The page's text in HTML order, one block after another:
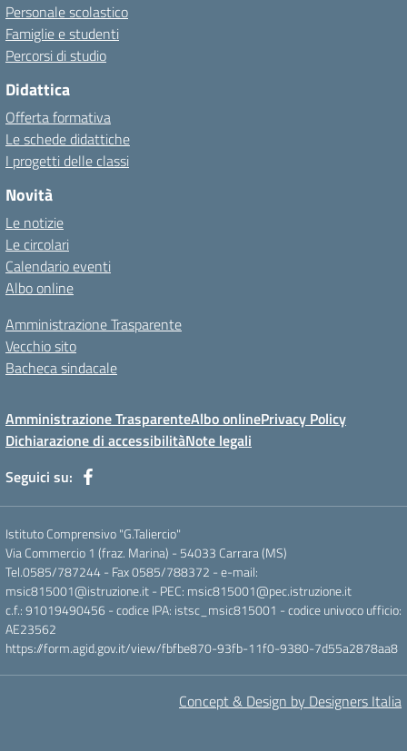
Personale scolastico
Famiglie e studenti
Percorsi di studio
Didattica
Offerta formativa
Le schede didattiche
I progetti delle classi
Novità
Le notizie
Le circolari
Calendario eventi
Albo online
Amministrazione Trasparente
Vecchio sito
Bacheca sindacale
Amministrazione TrasparenteAlbo onlinePrivacy Policy
Dichiarazione di accessibilitàNote legali
Seguici su:
Istituto Comprensivo "G.Taliercio"
Via Commercio 1 (fraz. Marina) - 54033 Carrara (MS)
Tel.0585/787244 - Fax 0585/788372 - e-mail:
msic815001@istruzione.it - PEC: msic815001@pec.istruzione.it
c.f.: 91019490456 - codice IPA: istsc_msic815001 - codice univoco ufficio:
AE23562
https://form.agid.gov.it/view/fbfbe870-93fb-11f0-9380-7d55a2878aa8
Concept & Design by Designers Italia